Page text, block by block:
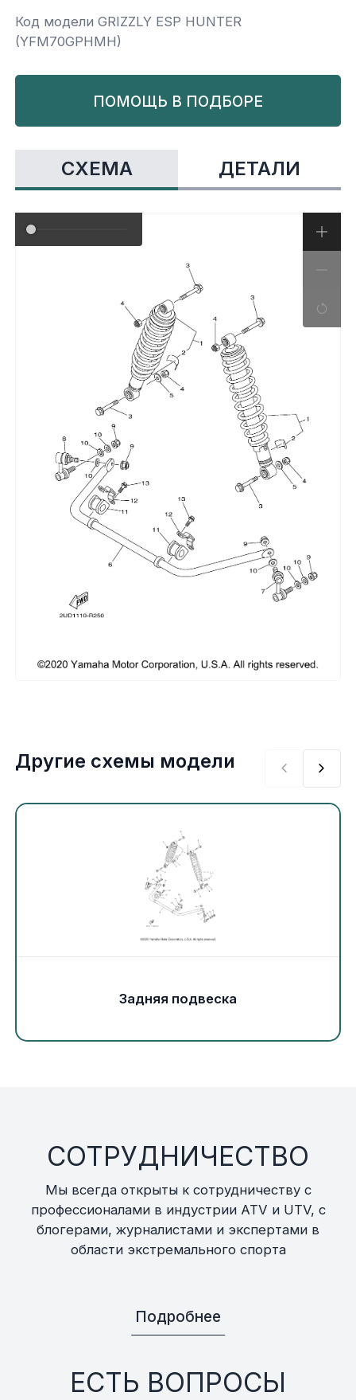
Yamaha
Салонные фильтры
Корпус,пластик
Ремни безопасности
Сиденья
Склизы, гусеницы, коньки
Снегоотвалы
Сумки, кофры
Топливная система
Тормозная система
Трансмиссия
Управление
Хранение и перевозка
Шноркели
Электрика
Другое
Движители (гребные винты)
Швартовное оборудование
Якорное оборудование
Kawasaki
Код модели GRIZZLY ESP HUNTER
(YFM70GPHMH)
ПОМОЩЬ В ПОДБОРЕ
СХЕМА ДЕТАЛИ
Другие схемы модели
Задняя подвеска
СОТРУДНИЧЕСТВО
Мы всегда открыты к сотрудничеству с
профессионалами в индустрии ATV и UTV, с
блогерами, журналистами и экспертами в
области экстремального спорта
Подробнее
ЕСТЬ ВОПРОСЫ